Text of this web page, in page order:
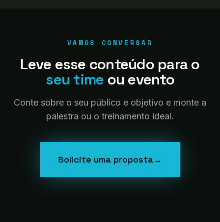
VAMOS CONVERSAR
Leve esse conteúdo para o
seu time ou evento
Conte sobre o seu público e objetivo e monte a
palestra ou o treinamento ideal.
Solicite uma proposta→